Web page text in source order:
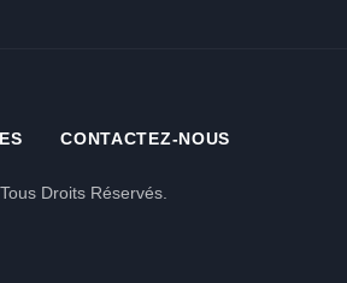
CONTACTEZ-NOUS
Droits Réservés.